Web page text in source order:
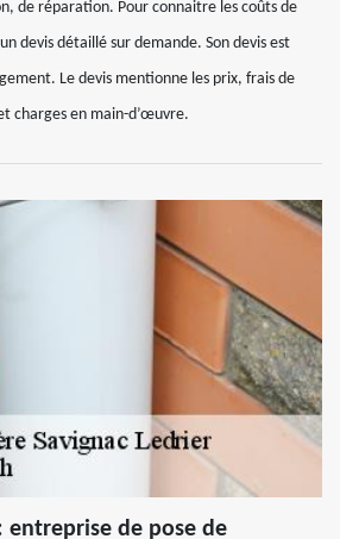
de réparation. Pour connaitre les coûts de
devis détaillé sur demande. Son devis est
Le devis mentionne les prix, frais de
charges en main-d’œuvre.
entreprise de pose de